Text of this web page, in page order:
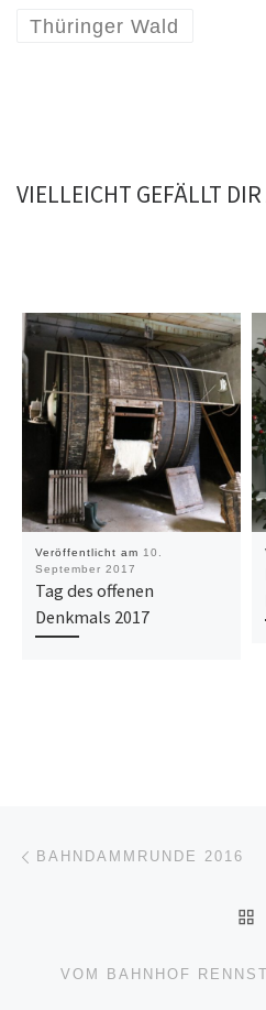
Thüringer Wald
VIELLEICHT GEFÄLLT
Veröffentlicht am 10.
September 2017
Tag des offenen
Denkmals 2017
Beitragsnavigation
BAHNDAMMRUNDE 2016
VOM BAHNHOF